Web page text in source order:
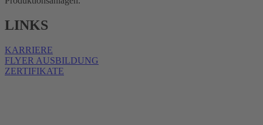
LINKS
KARRIERE
FLYER AUSBILDUNG
ZERTIFIKATE